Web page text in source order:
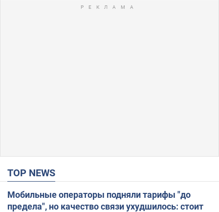
TOP NEWS
Мобильные операторы подняли тарифы "до
предела", но качество связи ухудшилось: стоит